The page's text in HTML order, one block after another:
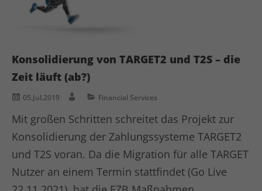
Konsolidierung von TARGET2 und T2S – die
Zeit läuft (ab?)
05.Jul.2019 Financial Services
Mit großen Schritten schreitet das Projekt zur
Konsolidierung der Zahlungssysteme TARGET2
und T2S voran. Da die Migration für alle TARGET
Nutzer an einem Termin stattfindet (Go Live
Laufzeit
Zweck
dem das Musterelement auf dem
Identitätsnummer des Kontos oder der
Website enthält, auf das es sich
_gat-Cookies zu sein, das verwendet
wird, um die von Google auf Websites
mit hohem Traffic-Aufkommen
aufgezeichnete Datenmenge zu
begrenzen.